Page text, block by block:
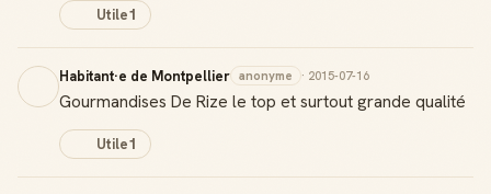
Utile1
Habitant·e de Montpellier anonyme · 2015-07-16
Gourmandises De Rize le top et surtout grande qualité
Utile1